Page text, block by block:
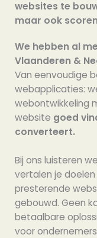
websites te
maar ook
We hebben al
Vlaanderen &
Van eenvoudige
webapplicaties:
webontwikkeling
website goed
converteert.
Bij ons luisteren
vertalen je
presterende
gebouwd. Geen
betaalbare
voor